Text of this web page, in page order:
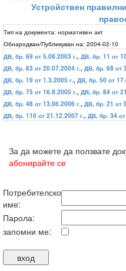
Устройствен
Тип на документа: нормативен акт
Обнародван/Публикуван на: 2004-02-10
ДВ, бр. 69 от 5.08.2003 г., ДВ, бр. 11 от
ДВ, бр. 63 от 20.07.2004 г., ДВ, бр. 68 от
ДВ, бр. 19 от 1.3.2005 г., ДВ, бр. 50 от
ДВ, бр. 75 от 16.9.2005 г., ДВ, бр. 84 от
ДВ, бр. 48 от 13.06.2006 г., ДВ, бр. 21 от
ДВ, бр. 110 от 21.12.2007 г., ДВ, бр. 34
За да можете да ползвате
абонирайте се
Потребителско
име:
Парола:
запомни ме: